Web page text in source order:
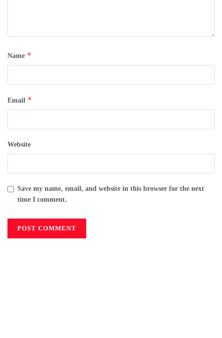
Name *
Email *
Website
Save my name, email, and website in this browser for the next
time I comment.